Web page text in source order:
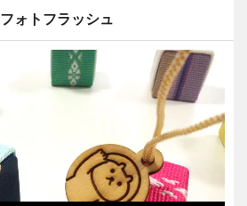
フォトフラッシュ